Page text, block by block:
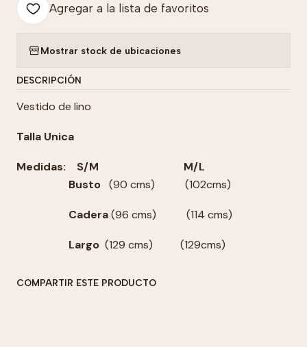
Agregar a la lista de favoritos
Mostrar stock de ubicaciones
DESCRIPCIÓN
Vestido de lino
Talla Unica
Medidas: S/M M/L
Busto (90 cms) (102cms)
Cadera(96 cms) (114 cms)
Largo (129 cms) (129cms)
COMPARTIR ESTE PRODUCTO